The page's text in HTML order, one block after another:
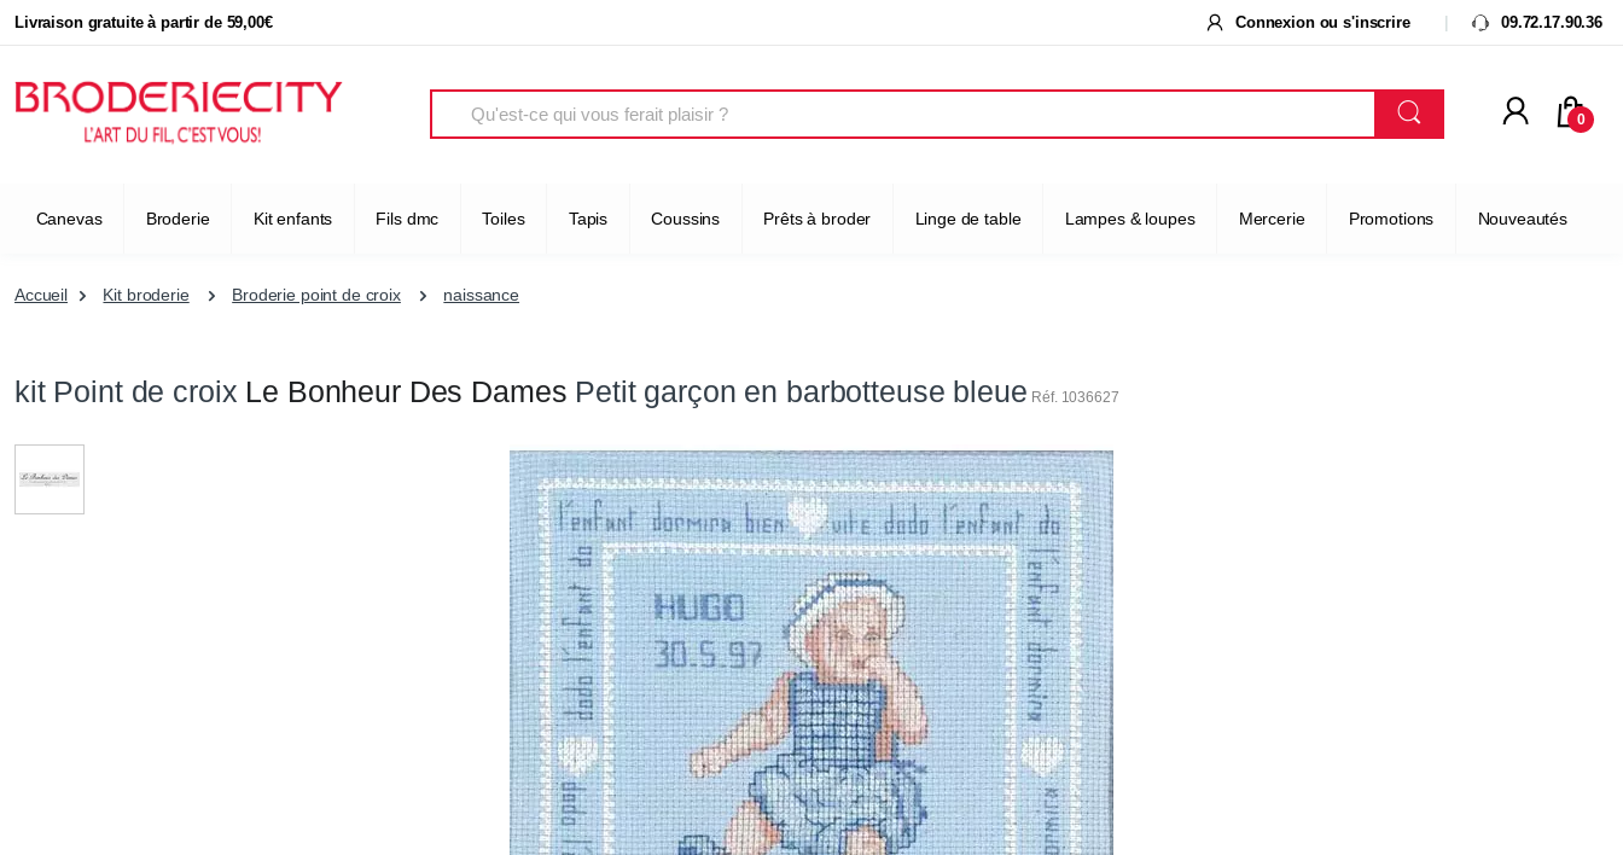
Livraison gratuite à partir de 59,00€ Connexion ou s'inscrire 09.72.17.90.36
0
Canevas Broderie Kit enfants Fils dmc Toiles Tapis Coussins Prêts à broder Linge de table Lampes & loupes Mercerie Promotions Nouveautés
Accueil Kit broderie Broderie point de croix naissance
kit Point de croix Le Bonheur Des Dames Petit garçon en barbotteuse bleue Réf. 1036627